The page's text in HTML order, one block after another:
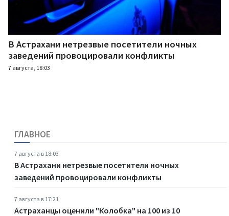
В Астрахани нетрезвые посетители ночных
заведений провоцировали конфликты
7 августа, 18:03
ГЛАВНОЕ
7 августа в 18:03
В Астрахани нетрезвые посетители ночных
заведений провоцировали конфликты
7 августа в 17:21
Астраханцы оценили "Колобка" на 100 из 10